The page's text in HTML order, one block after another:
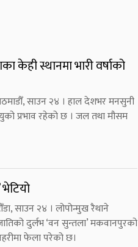
केही स्थानमा भारी वर्षाको
साउन २४ । हाल देशभर मनसुनी
प्रभाव रहेको छ । जल तथा मौसम
साउन २४ । लोपोन्मुख रैथाने
दुर्लभ ‘वन सुन्तला’ मकवानपुरको
फेला परेको छ।